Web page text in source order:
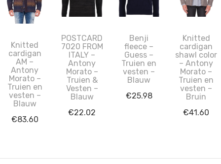
Knitted
cardigan
AM –
Antony
Morato –
Truien en
vesten –
Blauw
€83.60
POSTCARD
7020 FROM
ITALY –
Antony
Morato –
Truien &
Vesten –
Blauw
€22.02
Benji
fleece –
Guess –
Truien en
vesten –
Blauw
€25.98
Knitted
cardigan
shawl color
– Antony
Morato –
Truien en
vesten –
Bruin
€41.60